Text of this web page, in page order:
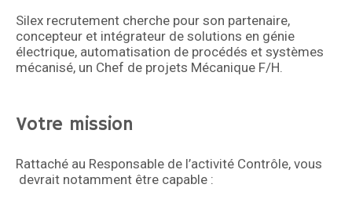
Silex recrutement cherche pour son partenaire,
concepteur et intégrateur de solutions en génie
électrique, automatisation de procédés et systèmes
mécanisé, un Chef de projets Mécanique F/H.
Votre mission
Rattaché au Responsable de l’activité Contrôle, vous
devrait notamment être capable :